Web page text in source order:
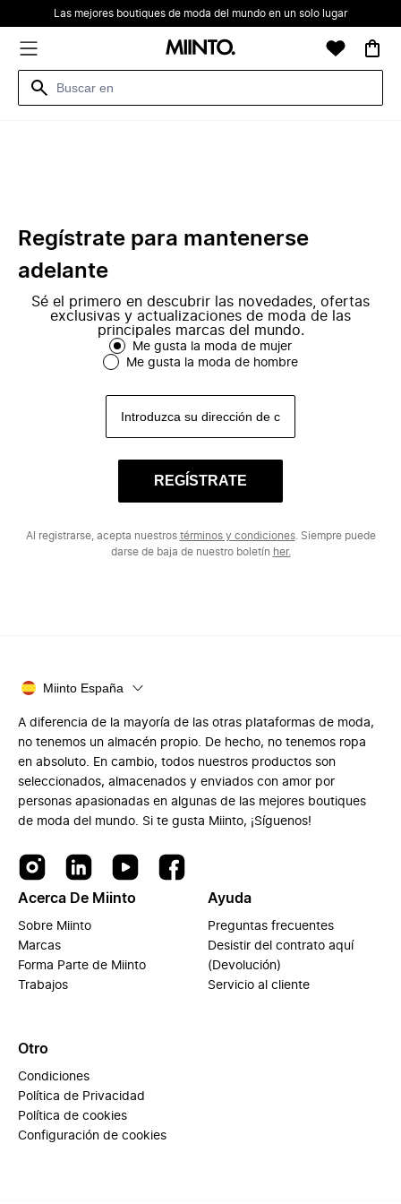
Las mejores boutiques de moda del mundo en un solo lugar
Regístrate para mantenerse
adelante
Sé el primero en descubrir las novedades, ofertas
exclusivas y actualizaciones de moda de las
principales marcas del mundo.
Me gusta la moda de mujer
Me gusta la moda de hombre
REGÍSTRATE
Al registrarse, acepta nuestros términos y condiciones. Siempre puede
darse de baja de nuestro boletín her.
Miinto España
A diferencia de la mayoría de las otras plataformas de moda,
no tenemos un almacén propio. De hecho, no tenemos ropa
en absoluto. En cambio, todos nuestros productos son
seleccionados, almacenados y enviados con amor por
personas apasionadas en algunas de las mejores boutiques
de moda del mundo. Si te gusta Miinto, ¡Síguenos!
Acerca De Miinto
Sobre Miinto
Marcas
Forma Parte de Miinto
Trabajos
Ayuda
Preguntas frecuentes
Desistir del contrato aquí
(Devolución)
Servicio al cliente
Otro
Condiciones
Política de Privacidad
Política de cookies
Configuración de cookies